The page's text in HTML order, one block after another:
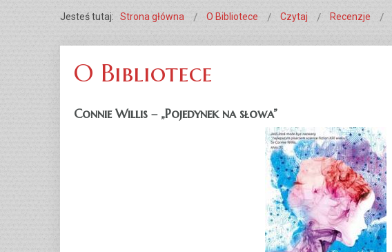
Jesteś tutaj: Strona główna O Bibliotece Czytaj Recenzje
O Bibliotece
Connie Willis – „Pojedynek na słowa”